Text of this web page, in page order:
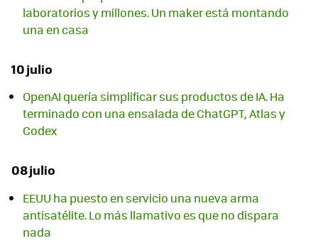
laboratorios y millones. Un maker está montando
una en casa
10 julio
OpenAI quería simplificar sus productos de IA. Ha
terminado con una ensalada de ChatGPT, Atlas y
Codex
08 julio
EEUU ha puesto en servicio una nueva arma
antisatélite. Lo más llamativo es que no dispara
nada